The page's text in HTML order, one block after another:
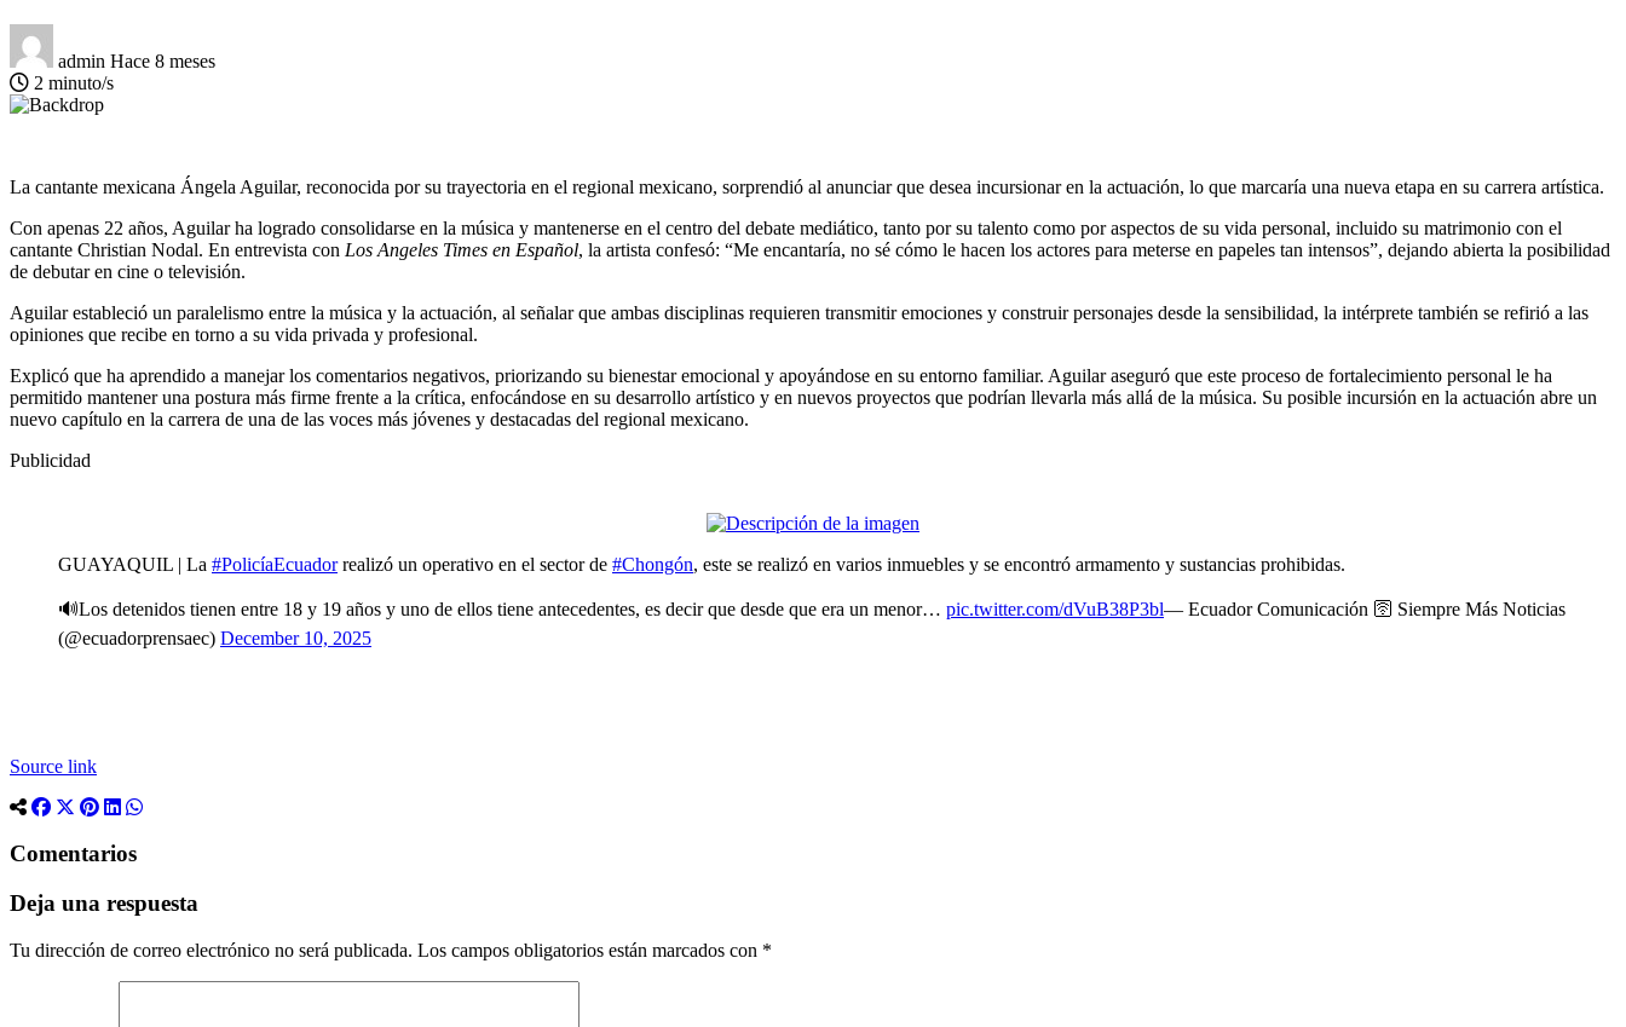
admin Hace 8 meses
2 minuto/s
La cantante mexicana Ángela Aguilar, reconocida por su trayectoria en el regional mexicano, sorprendió al anunciar que desea incursionar en la actuación, lo que marcaría una nueva etapa en su carrera artística.
Con apenas 22 años, Aguilar ha logrado consolidarse en la música y mantenerse en el centro del debate mediático, tanto por su talento como por aspectos de su vida personal, incluido su matrimonio con el
cantante Christian Nodal. En entrevista con Los Angeles Times en Español, la artista confesó: “Me encantaría, no sé cómo le hacen los actores para meterse en papeles tan intensos”, dejando abierta la posibilidad
de debutar en cine o televisión.
Aguilar estableció un paralelismo entre la música y la actuación, al señalar que ambas disciplinas requieren transmitir emociones y construir personajes desde la sensibilidad, la intérprete también se refirió a las
opiniones que recibe en torno a su vida privada y profesional.
Explicó que ha aprendido a manejar los comentarios negativos, priorizando su bienestar emocional y apoyándose en su entorno familiar. Aguilar aseguró que este proceso de fortalecimiento personal le ha
permitido mantener una postura más firme frente a la crítica, enfocándose en su desarrollo artístico y en nuevos proyectos que podrían llevarla más allá de la música. Su posible incursión en la actuación abre un
nuevo capítulo en la carrera de una de las voces más jóvenes y destacadas del regional mexicano.
Publicidad
GUAYAQUIL | La #PolicíaEcuadorrealizó un operativo en el sector de #Chongón, este se realizó en varios inmuebles y se encontró armamento y sustancias prohibidas.
🔊Los detenidos tienen entre 18 y 19 años y uno de ellos tiene antecedentes, es decir que desde que era un menor… pic.twitter.com/dVuB38P3bl— Ecuador Comunicación 🛜 Siempre Más Noticias
(@ecuadorprensaec) December 10, 2025
Source link
Comentarios
Deja una respuesta
Tu dirección de correo electrónico no será publicada. Los campos obligatorios están marcados con *